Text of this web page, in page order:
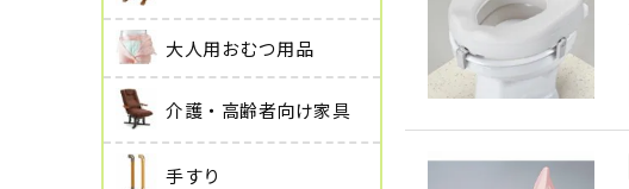
大人用おむつ用品
介護・高齢者向け家具
手すり